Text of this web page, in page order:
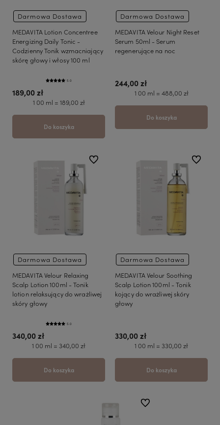
Darmowa Dostawa
MEDAVITA Lotion Concentree
Energizing Daily Tonic -
Codzienny Tonik wzmacniający
skórę głowy i włosy 100 ml
5.0
189,00 zł
1 00 ml = 189,00 zł
Do koszyka
Darmowa Dostawa
MEDAVITA Velour Night Reset
Serum 50ml - Serum
regenerujące na noc
244,00 zł
1 00 ml = 488,00 zł
Do koszyka
Darmowa Dostawa
MEDAVITA Velour Relaxing
Scalp Lotion 100ml - Tonik
lotion relaksujący do wrażliwej
skóry głowy
5.0
340,00 zł
1 00 ml = 340,00 zł
Do koszyka
do ulubionych
Darmowa Dostawa
MEDAVITA Velour Soothing
Scalp Lotion 100ml - Tonik
kojący do wrażliwej skóry
głowy
330,00 zł
1 00 ml = 330,00 zł
Do koszyka
do
do ulubionych